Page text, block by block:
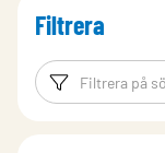
Filtrera
Filtreringsord